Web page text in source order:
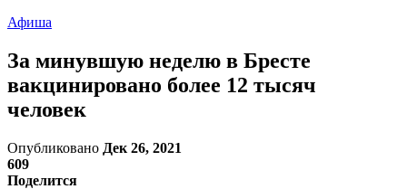
Афиша
За минувшую неделю в Бресте
вакцинировано более 12 тысяч
человек
Опубликовано Дек 26, 2021
609
Поделится